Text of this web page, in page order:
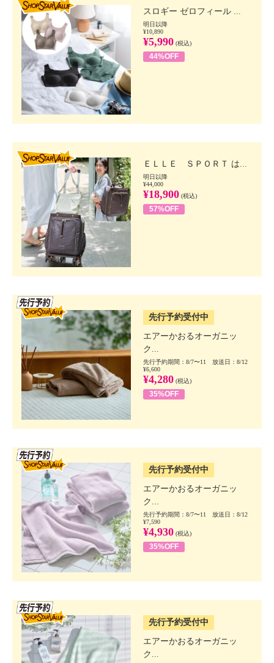
スロギー ゼロフィール ...
明日以降
¥10,890
¥5,990 (税込)
44%OFF
ＥＬＬＥ ＳＰＯＲＴ は...
明日以降
¥44,000
¥18,900 (税込)
57%OFF
先行予約受付中
エアーかおるオーガニッ
ク...
先行予約期間：8/7〜11 放送日：8/12
¥6,600
¥4,280 (税込)
35%OFF
先行予約受付中
エアーかおるオーガニッ
ク...
先行予約期間：8/7〜11 放送日：8/12
¥7,590
¥4,930 (税込)
35%OFF
先行予約受付中
エアーかおるオーガニッ
ク...